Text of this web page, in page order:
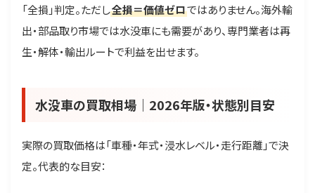
「全損」判定。ただし全損＝価値ゼロではありません。海外輸
出・部品取り市場では水没車にも需要があり、専門業者は再
生・解体・輸出ルートで利益を出せます。
水没車の買取相場｜2026年版・状態別目安
実際の買取価格は「車種・年式・浸水レベル・走行距離」で決
定。代表的な目安：